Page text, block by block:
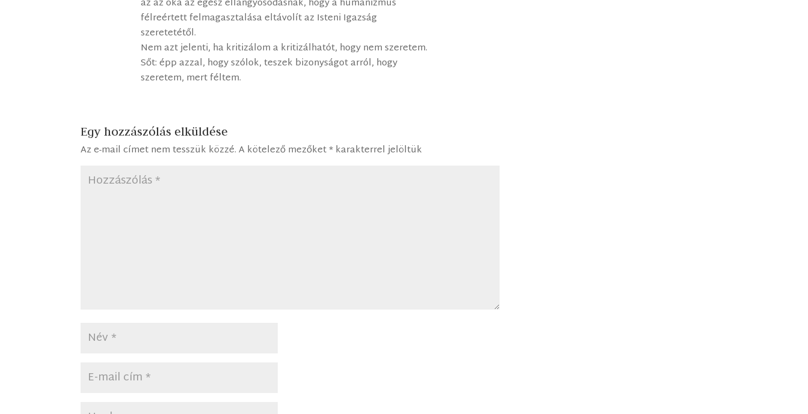
az az oka az egész ellangyosodásnak, hogy a humanizmus
félreértett felmagasztalása eltávolít az Isteni Igazság
szeretetétől.
Nem azt jelenti, ha kritizálom a kritizálhatót, hogy nem szeretem.
Sőt: épp azzal, hogy szólok, teszek bizonyságot arról, hogy
szeretem, mert féltem.
Egy hozzászólás elküldése
Az e-mail címet nem tesszük közzé. A kötelező mezőket*karakterrel jelöltük